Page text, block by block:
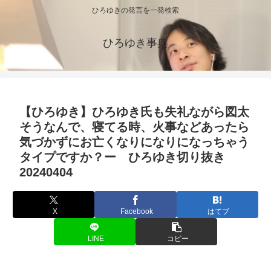
ひろゆきの発言を一発検索
ひろゆき事典
【ひろゆき】ひろゆき氏も失礼ながら図太
そうなんで、寝てる時、火事などあったら
気づかずにお亡くなりになりになっちゃう
タイプですか？ー ひろゆき切り抜き
20240404
X Facebook はてブ
LINE コピー